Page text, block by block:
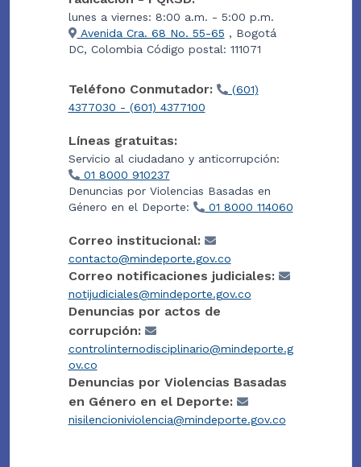
lunes a viernes: 8:00 a.m. - 5:00 p.m.
Avenida Cra. 68 No. 55-65 , Bogotá
DC, Colombia Código postal: 111071
Teléfono Conmutador:
(601)
4377030 - (601) 4377100
Líneas gratuitas:
Servicio al ciudadano y anticorrupción:
01 8000 910237
Denuncias por Violencias Basadas en
Género en el Deporte:
01 8000 114060
Correo institucional:
contacto@mindeporte.gov.co
Correo notificaciones judiciales:
notijudiciales@mindeporte.gov.co
Denuncias por actos de
corrupción:
controlinternodisciplinario@mindeporte.g
ov.co
Denuncias por Violencias Basadas
en Género en el Deporte:
nisilencioniviolencia@mindeporte.gov.co